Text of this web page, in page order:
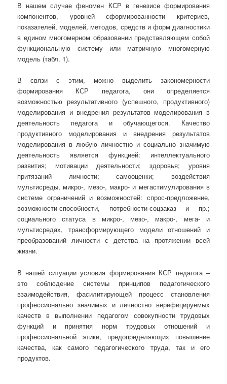
В нашем случае феномен КСР в генезисе формирования
компонентов, уровней сформированности критериев,
показателей, моделей, методов, средств и форм диагностики
в едином многомерном образовании представляющем собой
функциональную систему или матричную многомерную
модель (табл. 1).
В связи с этим, можно выделить закономерности
формирования КСР педагога, они определяется
возможностью результативного (успешного, продуктивного)
моделирования и внедрения результатов моделирования в
деятельность педагога и обучающегося. Качество
продуктивного моделирования и внедрения результатов
моделирования в любую личностно и социально значимую
деятельность является функцией: интеллектуального
развития; мотивации деятельности; здоровья; уровня
притязаний личности; самооценки; воздействия
мультисреды, микро-, мезо-, макро- и мегастимулирования в
системе ограничений и возможностей: спрос-предложение,
возможности-способности, потребности-соцзаказ и пр.;
социального статуса в микро-, мезо-, макро-, мега- и
мультисредах, трансформирующего модели отношений и
преобразований личности с детства на протяжении всей
жизни.
В нашей ситуации условия формирования КСР педагога –
это соблюдение системы принципов педагогического
взаимодействия, фасилитирующей процесс становления
профессионально значимых и личностно верифицируемых
качеств в выполнении педагогом совокупности трудовых
функций и принятия норм трудовых отношений и
профессиональной этики, предопределяющих повышение
качества, как самого педагогического труда, так и его
продуктов.